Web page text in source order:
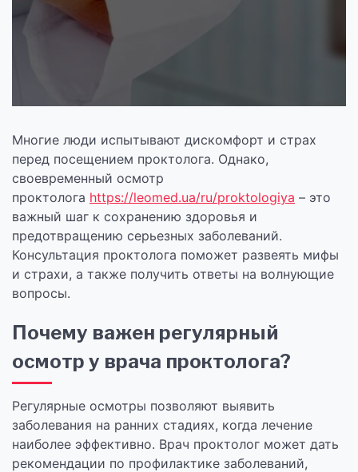
стеснения
Многие люди испытывают дискомфорт и страх
перед посещением проктолога. Однако,
своевременный осмотр
проктолога https://leomed.ua/ru/proktologiya – это
важный шаг к сохранению здоровья и
предотвращению серьезных заболеваний.
Консультация проктолога поможет развеять мифы
и страхи, а также получить ответы на волнующие
вопросы.
Почему важен регулярный
осмотр у врача проктолога?
Регулярные осмотры позволяют выявить
заболевания на ранних стадиях, когда лечение
наиболее эффективно. Врач проктолог может дать
рекомендации по профилактике заболеваний,